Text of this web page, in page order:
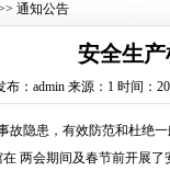
通知公告
安全生
布：admin 来源：1 时间：
隐患，有效防范和杜绝
两会期间及春节前开展了